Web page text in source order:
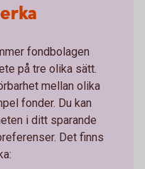
fondbolagen
på tre olika sätt.
mellan olika
fonder. Du kan
i ditt sparande
Det finns